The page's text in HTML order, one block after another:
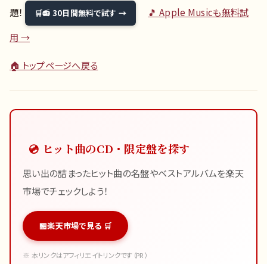
題！
📻 30日間無料で試す →
🎵 Apple Musicも無料試
用 →
🏠 トップページへ戻る
💿 ヒット曲のCD・限定盤を探す
思い出の詰まったヒット曲の名盤やベストアルバムを楽天
市場でチェックしよう！
楽天市場で見る 🛒
※ 本リンクはアフィリエイトリンクです（PR）